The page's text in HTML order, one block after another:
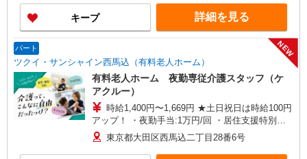
キープ 詳細を見る
パート
ツクイ・サンシャイン西馬込（有料老人ホーム）
NEW
有料老人ホーム 夜勤専従介護スタッフ（ケ
アクルー）
時給1,400円〜1,669円 ★土日祝日は時給100円
アップ！ ・夜勤手当:1万円/回 ・居住支援特別手
当:120円/時給含む ※給与幅は資格・経験等による
東京都大田区西馬込二丁目28番6号